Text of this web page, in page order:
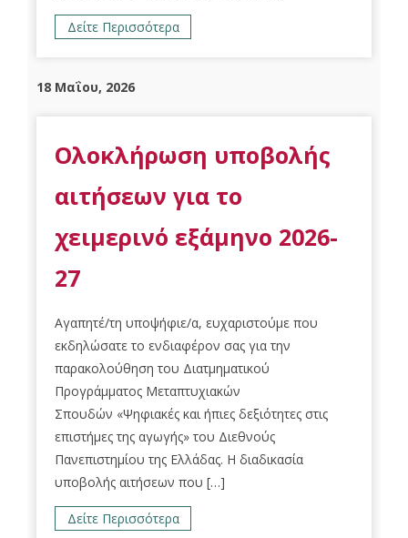
Δείτε Περισσότερα
18 Μαΐου, 2026
Ολοκλήρωση υποβολής
αιτήσεων για το
χειμερινό εξάμηνο 2026-
27
Αγαπητέ/τη υποψήφιε/α, ευχαριστούμε που
εκδηλώσατε το ενδιαφέρον σας για την
παρακολούθηση του Διατμηματικού
Προγράμματος Μεταπτυχιακών
Σπουδών «Ψηφιακές και ήπιες δεξιότητες στις
επιστήμες της αγωγής» του Διεθνούς
Πανεπιστημίου της Ελλάδας. Η διαδικασία
υποβολής αιτήσεων που […]
Δείτε Περισσότερα